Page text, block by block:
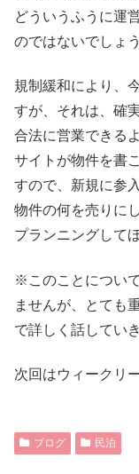
どういうふうに運
のではないでしょ
規制緩和により、
すが、それは、確
合法に営業できる
サイトが物件を書
すので、新規に参
物件の何を売りに
プランニングして
※このことについ
ませんが、とても
で詳しく話してい
次回はウィークリ
ブログ 民泊